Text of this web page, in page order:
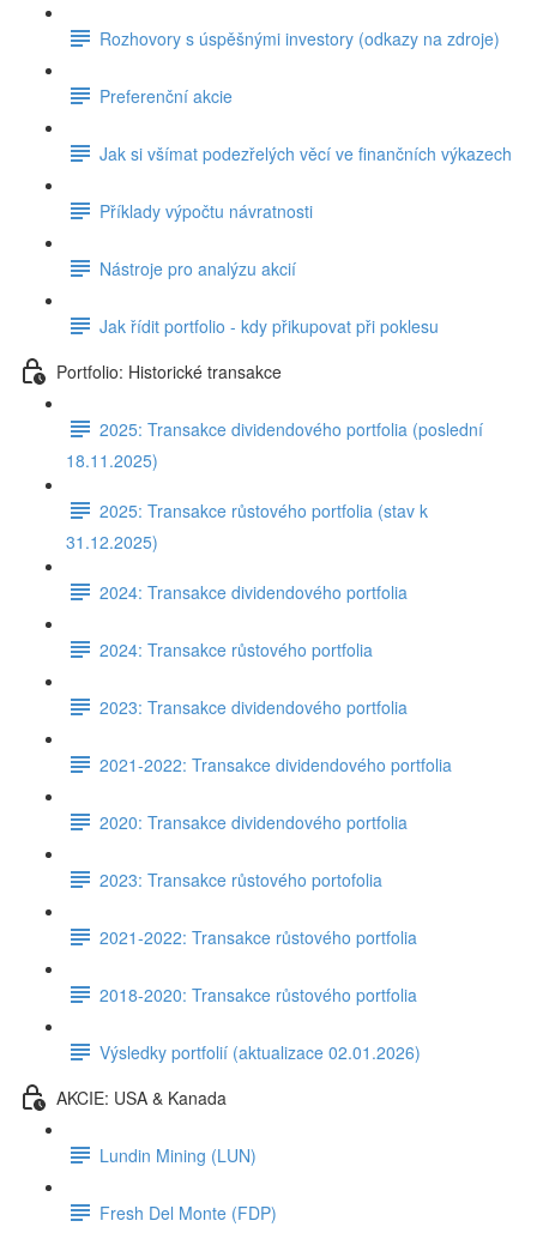
Rozhovory s úspěšnými investory (odkazy na zdroje)
Preferenční akcie
Jak si všímat podezřelých věcí ve finančních výkazech
Příklady výpočtu návratnosti
Nástroje pro analýzu akcií
Jak řídit portfolio - kdy přikupovat při poklesu
Portfolio: Historické transakce
2025: Transakce dividendového portfolia (poslední
18.11.2025)
2025: Transakce růstového portfolia (stav k
31.12.2025)
2024: Transakce dividendového portfolia
2024: Transakce růstového portfolia
2023: Transakce dividendového portfolia
2021-2022: Transakce dividendového portfolia
2020: Transakce dividendového portfolia
2023: Transakce růstového portofolia
2021-2022: Transakce růstového portfolia
2018-2020: Transakce růstového portfolia
Výsledky portfolií (aktualizace 02.01.2026)
AKCIE: USA & Kanada
Lundin Mining (LUN)
Fresh Del Monte (FDP)